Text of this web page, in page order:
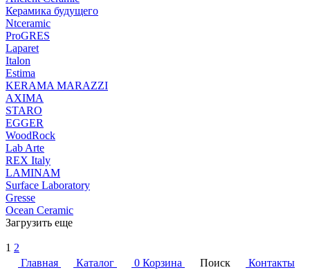
Керамика будущего
Ntceramic
ProGRES
Laparet
Italon
Estima
KERAMA MARAZZI
AXIMA
STARO
EGGER
WoodRock
Lab Arte
REX Italy
LAMINAM
Surface Laboratory
Gresse
Ocean Ceramic
Загрузить еще
1 2
Главная
Каталог 0 Корзина Поиск
Контакты